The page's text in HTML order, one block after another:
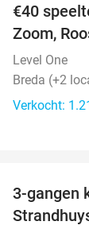
€40
Zoom,
Level One
Breda (+2
Verkocht:
3-gangen